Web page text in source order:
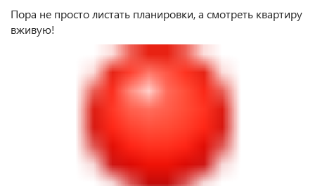
Пора не просто листать планировки, а смотреть квартиру
вживую!